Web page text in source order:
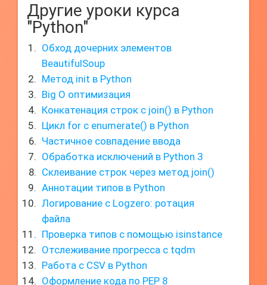
Другие уроки курса
"Python"
Обход дочерних элементов
BeautifulSoup
Метод init в Python
Big O оптимизация
Конкатенация строк с join() в Python
Цикл for с enumerate() в Python
Частичное совпадение ввода
Обработка исключений в Python 3
Склеивание строк через метод join()
Аннотации типов в Python
Логирование с Logzero: ротация
файла
Проверка типов с помощью isinstance
Отслеживание прогресса с tqdm
Работа с CSV в Python
Оформление кода по PEP 8